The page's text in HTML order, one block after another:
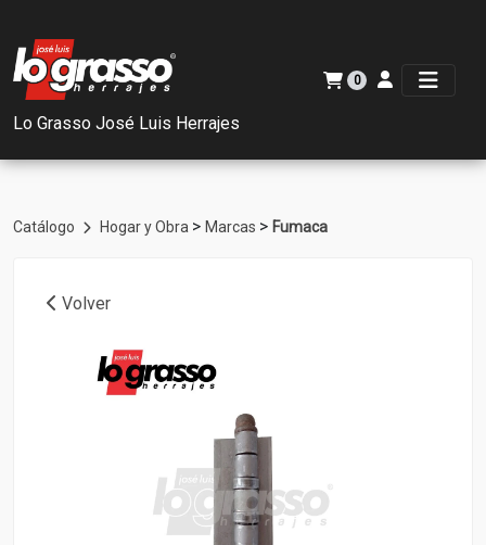
Lo Grasso José Luis Herrajes
0
Catálogo Hogar y Obra > Marcas > Fumaca
Volver